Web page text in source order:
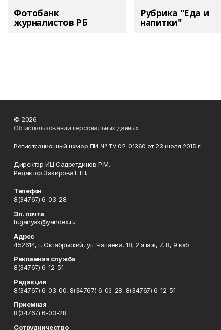
Фотобанк
журналистов РБ
Рубрика "Еда и
напитки"
© 2026
Об использовании персональных данных
Регистрационный номер ПИ № ТУ 02-01360 от 23 июля 2015 г.
Директор ИЦ Садретдинов Р.М.
Редактор Закирова Г.Ш.
Телефон
8(34767) 6-03-28
Эл. почта
tuganyak@yandex.ru
Адрес
452614, г. Октябрьский, ул. Чапаева, 18; 2 этаж, 7, 8, 9 каб
Рекламная служба
8(34767) 6-12-51
Редакция
8(34767) 6-03-00, 8(34767) 6-03-28, 8(34767) 6-12-51
Приемная
8(34767) 6-03-28
Сотрудничество